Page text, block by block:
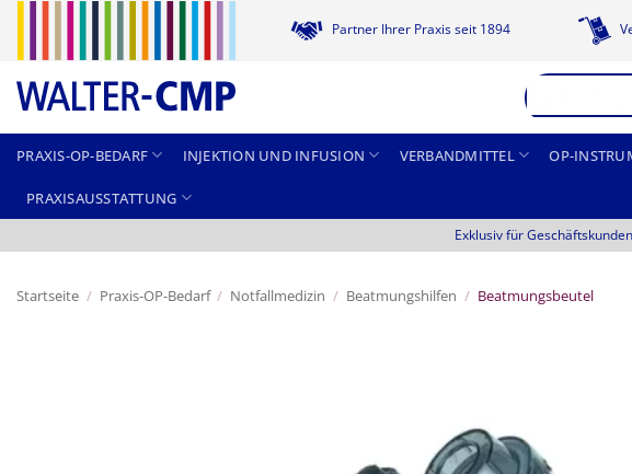
springen
Partner Ihrer Praxis seit 1894
PRAXIS-OP-BEDARF INJEKTION UND INFUSION VERBANDMITTEL OP-
PRAXISAUSSTATTUNG
Exklusiv für
Startseite / Praxis-OP-Bedarf / Notfallmedizin / Beatmungshilfen / Beatmungsbeutel